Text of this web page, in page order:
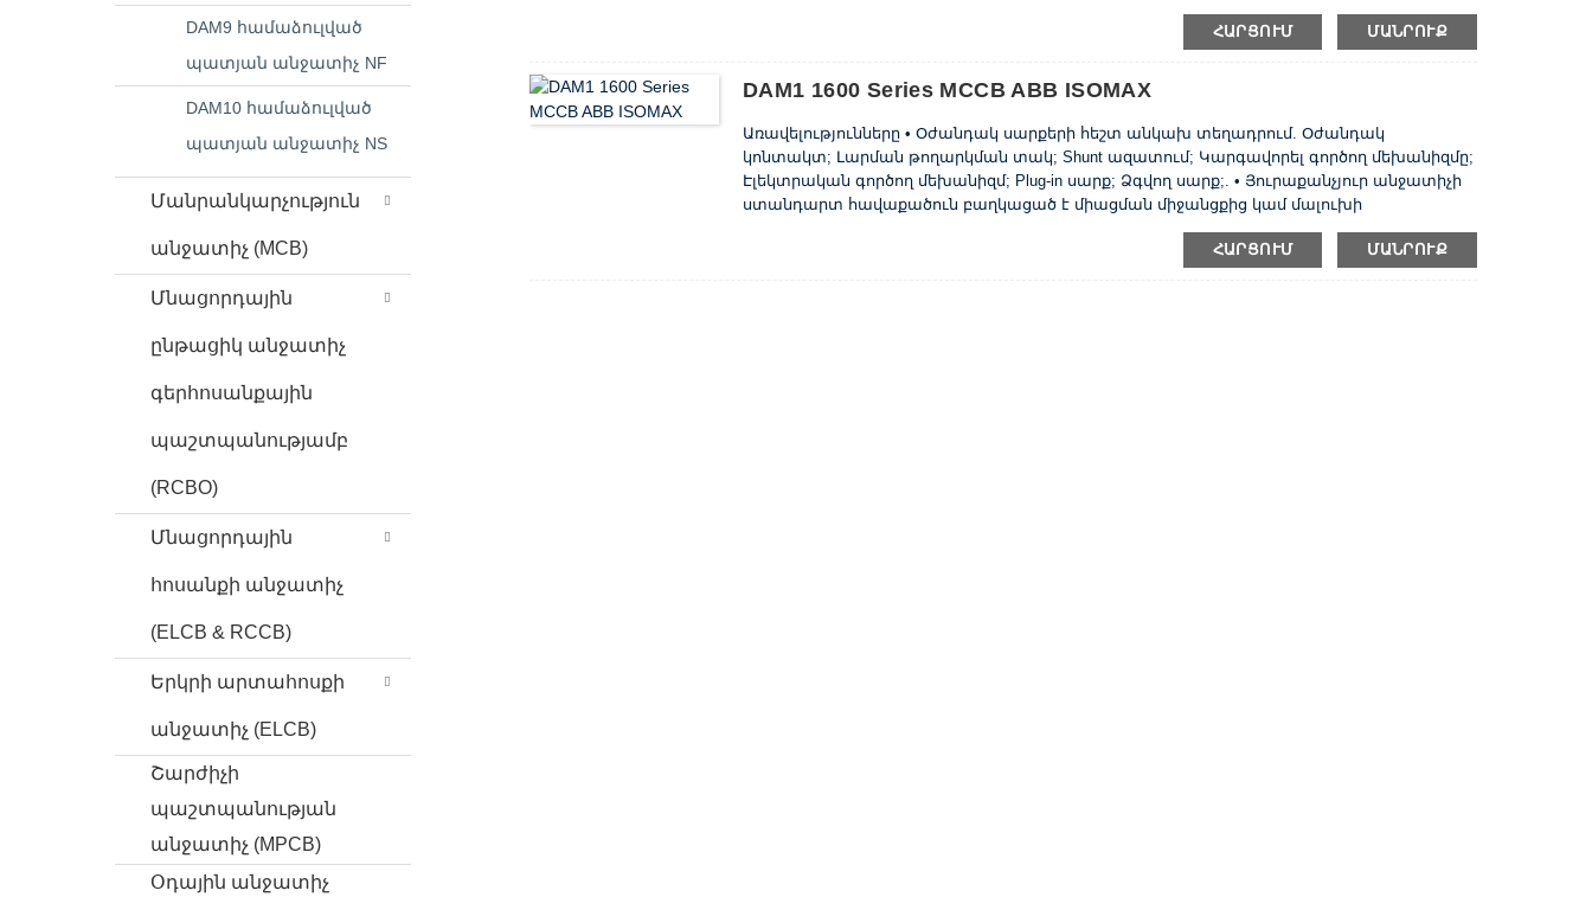
DAM9 համաձուլված
պատյան անջատիչ NF
DAM10 համաձուլված
պատյան անջատիչ NS
Մանրանկարչություն
անջատիչ (MCB)
Մնացորդային
ընթացիկ անջատիչ
գերհոսանքային
պաշտպանությամբ
(RCBO)
Մնացորդային
հոսանքի անջատիչ
(ELCB & RCCB)
Երկրի արտահոսքի
անջատիչ (ELCB)
Շարժիչի
պաշտպանության
անջատիչ (MPCB)
Օդային անջատիչ
ճարմանդներից, փուլային բաժանարարներից, տեղադրման վահանակի վրա դրա
տեղադրման համար պտուտակների և ընկույզների շարքից: • Հատուկ սեղմիչի
ՀԱՐՑՈՒՄ ՄԱՆՐՈՒՔ
DAM1 1600 Series MCCB ABB ISOMAX
Առավելությունները • Օժանդակ սարքերի հեշտ անկախ տեղադրում. Օժանդակ
կոնտակտ; Լարման թողարկման տակ; Shunt ազատում; Կարգավորել գործող մեխանիզմը;
Էլեկտրական գործող մեխանիզմ; Plug-in սարք; Ձգվող սարք;. • Յուրաքանչյուր անջատիչի
ստանդարտ հավաքածուն բաղկացած է միացման միջանցքից կամ մալուխի
ճարմանդներից, փուլային բաժանարարներից, տեղադրման վահանակի վրա դրա
տեղադրման համար պտուտակների և ընկույզների շարքից: • Հատուկ սեղմիչի
ՀԱՐՑՈՒՄ ՄԱՆՐՈՒՔ